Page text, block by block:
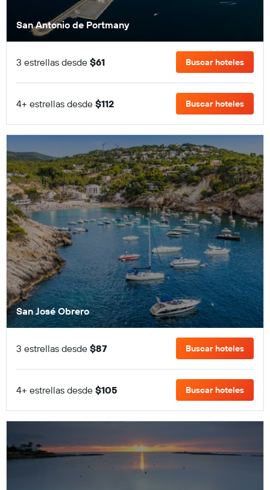
San Antonio de Portmany
3 estrellas desde $61 Buscar hoteles
4+ estrellas desde $112 Buscar hoteles
San José Obrero
3 estrellas desde $87 Buscar hoteles
4+ estrellas desde $105 Buscar hoteles